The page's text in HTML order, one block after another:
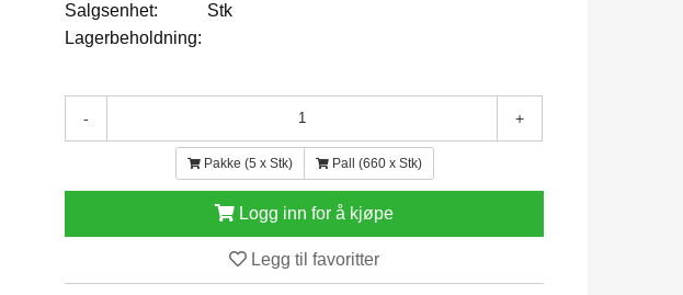
Salgsenhet:
Stk
Lagerbeholdning:
- +
Pakke (5 x Stk) Pall (660 x Stk)
Logg inn for å kjøpe
Legg til favoritter